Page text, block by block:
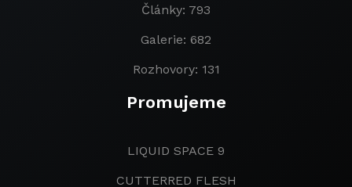
Články: 793
Galerie: 682
Rozhovory: 131
Promujeme
LIQUID SPACE 9
CUTTERRED FLESH